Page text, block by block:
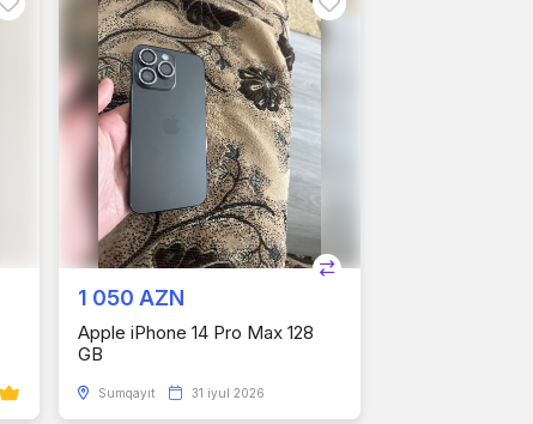
1 050 AZN
Apple iPhone 14 Pro Max 128
GB
Sumqayıt 31 iyul 2026